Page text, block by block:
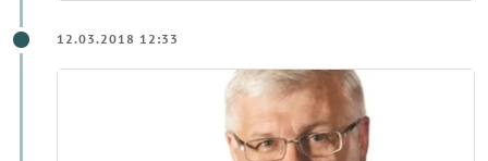
12.03.2018 12:33